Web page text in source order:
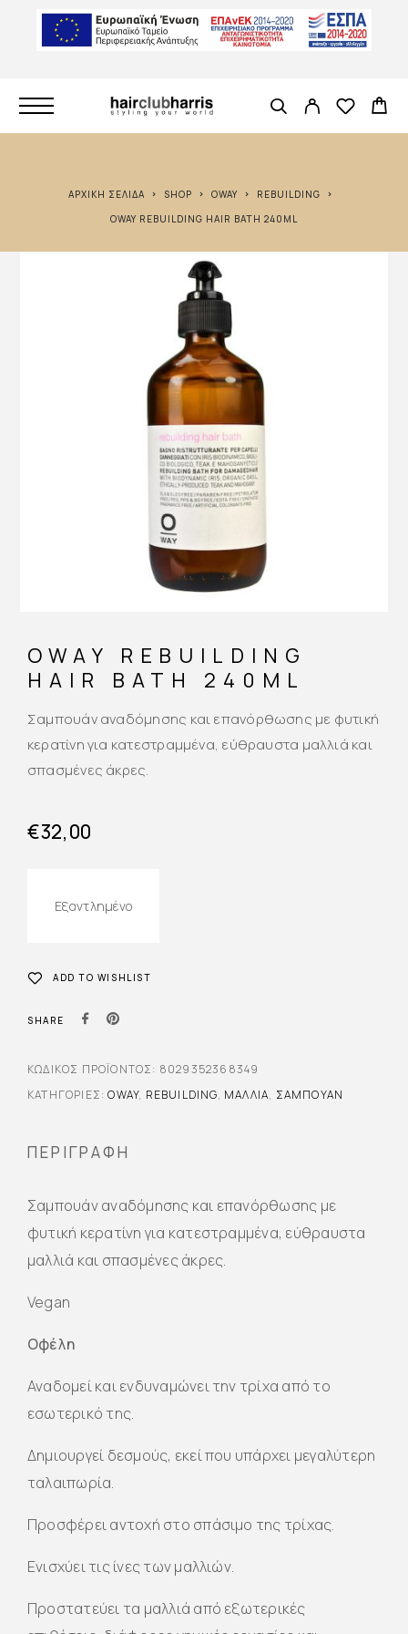
ΑΡΧΙΚΉ ΣΕΛΊΔΑ SHOP OWAY
REBUILDING
OWAY REBUILDING HAIR BATH 240ML
OWAY REBUILDING
HAIR BATH 240ML
Σαμπουάν αναδόμησης και επανόρθωσης με φυτική
κερατίνη για κατεστραμμένα, εύθραυστα μαλλιά και
σπασμένες άκρες.
€32,00
Εξαντλημένο
ADD TO WISHLIST
SHARE
ΠΕΡΙΓΡΑΦΉ
Σαμπουάν αναδόμησης και επανόρθωσης με
φυτική κερατίνη για κατεστραμμένα, εύθραυστα
μαλλιά και σπασμένες άκρες.
Vegan
Οφέλη
Αναδομεί και ενδυναμώνει την τρίχα από το
εσωτερικό της.
Δημιουργεί δεσμούς, εκεί που υπάρχει μεγαλύτερη
ταλαιπωρία.
Προσφέρει αντοχή στο σπάσιμο της τρίχας.
Ενισχύει τις ίνες των μαλλιών.
Προστατεύει τα μαλλιά από εξωτερικές
ΚΩΔΙΚΌΣ ΠΡΟΪΌΝΤΟΣ: 8029352368349
ΚΑΤΗΓΟΡΊΕΣ:OWAY, REBUILDING, ΜΑΛΛΙΆ, ΣΑΜΠΟΥΆΝ